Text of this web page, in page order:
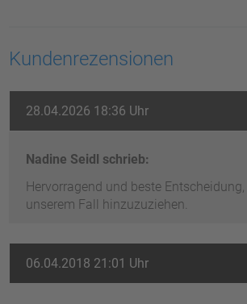
Kundenrezensionen
28.04.2026 18:36 Uhr
Nadine Seidl schrieb:
Hervorragend und beste
unserem Fall hinzuzuziehen.
06.04.2018 21:01 Uhr